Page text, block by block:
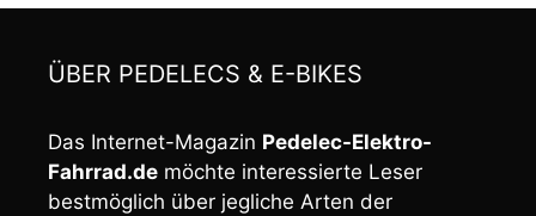
ÜBER PEDELECS & E-BIKES
Das Internet-Magazin Pedelec-Elektro-
Fahrrad.de möchte interessierte Leser
bestmöglich über jegliche Arten der